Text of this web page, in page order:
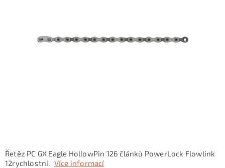
TIPY NA DÁRKY
Řetěz PC GX Eagle HollowPin 126 článků PowerLock Flowlink
12rychlostní. Více informací